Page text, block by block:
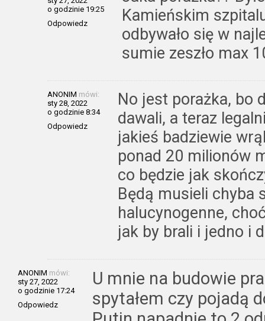
o godzinie 19:25
Odpowiedz
Kamieńskim
odbywało się w
sumie zeszło max
ANONIM mówi:
sty 28, 2022
o godzinie 8:34
Odpowiedz
No jest porażka, bo
dawali, a teraz
jakieś badziewie
ponad 20 milionów
co będzie jak
Będą musieli chyba
halucynogenne,
jak by brali i jedno i
ANONIM mówi:
sty 27, 2022
o godzinie 17:24
Odpowiedz
U mnie na budowie
spytałem czy pojadą